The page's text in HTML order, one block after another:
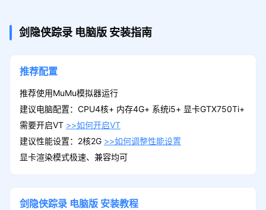
剑隐侠踪录 电脑版 安装指南
推荐配置
推荐使用MuMu模拟器运行
建议电脑配置：CPU4核+ 内存4G+ 系统i5+ 显卡GTX750Ti+
需要开启VT >>如何开启VT
建议性能设置：2核2G >>如何调整性能设置
显卡渲染模式极速、兼容均可
剑隐侠踪录 电脑版 安装教程